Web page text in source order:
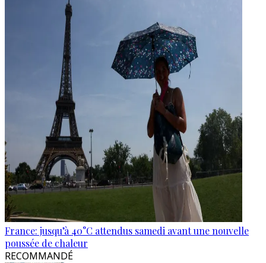
France: jusqu’à 40°C attendus samedi avant une nouvelle
poussée de chaleur
RECOMMANDÉ